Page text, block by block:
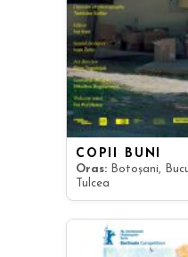
COPII BUNI
Oras: Botoșani,
Tulcea